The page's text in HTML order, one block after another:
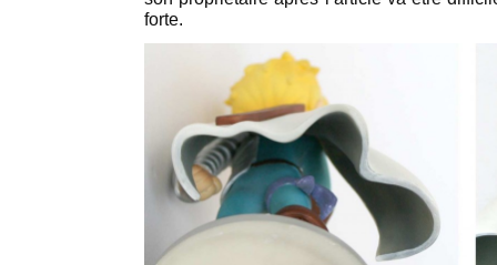
forte.